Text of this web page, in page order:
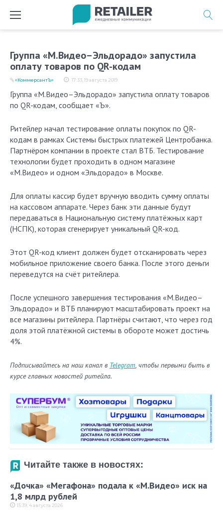
Группа «М.Видео–Эльдорадо» запустила
оплату товаров по QR-кодам
17:33, 19 августа 2019
«КоммерсантЪ»
Группа «М.Видео–Эльдорадо» запустила оплату товаров
по QR-кодам, сообщает «Ъ».
Ритейлер начал тестирование оплаты покупок по QR-
кодам в рамках Системы быстрых платежей Центробанка.
Партнёром компании в проекте стал ВТБ. Тестирование
технологии будет проходить в одном магазине
«М.Видео» и одном «Эльдорадо» в Москве.
Для оплаты кассир будет вручную вводить сумму оплаты
на кассовом аппарате. Через банк эти данные будут
передаваться в Национальную систему платёжных карт
(НСПК), которая сгенерирует уникальный QR-код.
Этот QR-код клиент должен будет отсканировать через
мобильное приложение своего банка. После этого деньги
переведутся на счёт ритейлера.
После успешного завершения тестирования «М.Видео–
Эльдорадо» и ВТБ планируют масштабировать проект на
все магазины ритейлера. Партнёры считают, что через год
доля этой платёжной системы в обороте может достичь
4%.
Подписывайтесь на наш канал в Telegram, чтобы первыми быть в
курсе главных новостей ритейла.
Читайте также в новостях:
«Дочка» «Мегафона» подала к «М.Видео» иск на
1,8 млрд рублей
15:39, 4 августа 2026